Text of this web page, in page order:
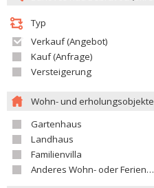
Typ
Verkauf (Angebot)
Kauf (Anfrage)
Versteigerung
Wohn- und erholungsobjekte
Gartenhaus
Landhaus
Familienvilla
Anderes Wohn- oder Ferienobjekt